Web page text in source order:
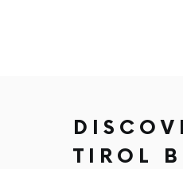
TIROL